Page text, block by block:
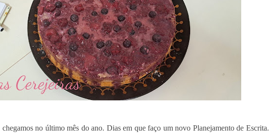
no último mês do ano. Dias em que faço um novo Planejamento de Escrita.